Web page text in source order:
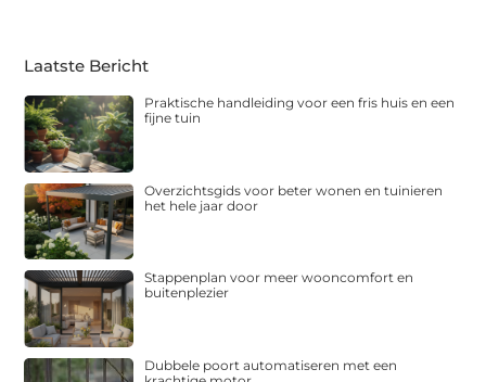
Laatste Bericht
Praktische handleiding voor een fris huis en een
fijne tuin
Overzichtsgids voor beter wonen en tuinieren
het hele jaar door
Stappenplan voor meer wooncomfort en
buitenplezier
Dubbele poort automatiseren met een